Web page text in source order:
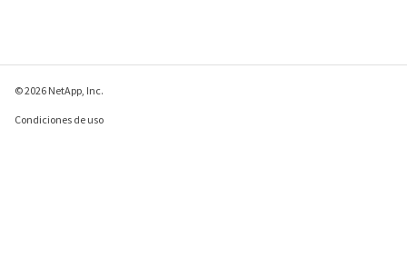
© 2026 NetApp, Inc.
Condiciones de uso